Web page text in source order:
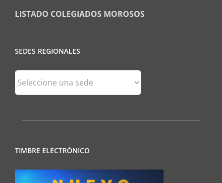
LISTADO COLEGIADOS MOROSOS
SEDES REGIONALES
Sedes
Regionales
TIMBRE ELECTRÓNICO